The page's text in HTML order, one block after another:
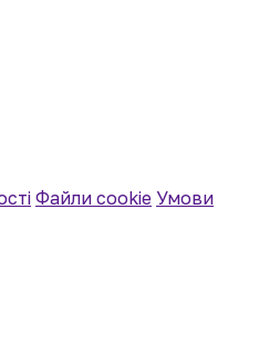
Файли cookie Умови